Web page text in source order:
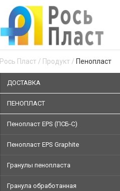
Рось Пласт / Продукт / Пенопласт
ДОСТАВКА
ПЕНОПЛАСТ
Пенопласт EPS (ПСБ-С)
Пенопласт EPS Graphite
Гранулы пенопласта
Гранула обработанная